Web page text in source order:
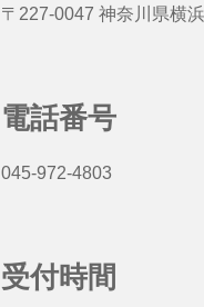
〒227-0047 神奈川県横
電話番号
045-972-4803
受付時間